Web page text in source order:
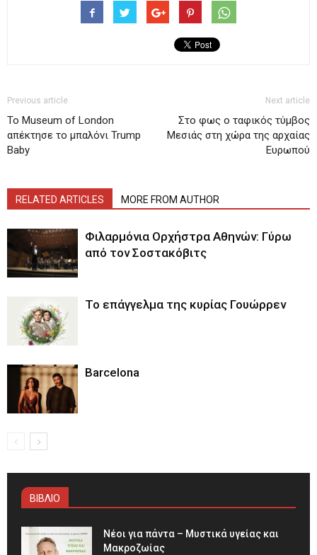
Previous article
Το Museum of London
απέκτησε το μπαλόνι Trump
Baby
Next article
Στο φως ο ταφικός τύμβος
Μεσιάς στη χώρα της αρχαίας
Ευρωπού
RELATED ARTICLES MORE FROM AUTHOR
Φιλαρμόνια Ορχήστρα Αθηνών: Γύρω
από τον Σοστακόβιτς
Το επάγγελμα της κυρίας Γουώρρεν
Barcelona
ΒΙΒΛΙΟ
Νέοι για πάντα – Μυστικά υγείας και
Μακροζωίας